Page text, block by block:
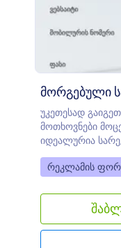
მორგებული
უკეთესად
მოთხოვნები
იდეალურია
Go to Category:
რეკლამის